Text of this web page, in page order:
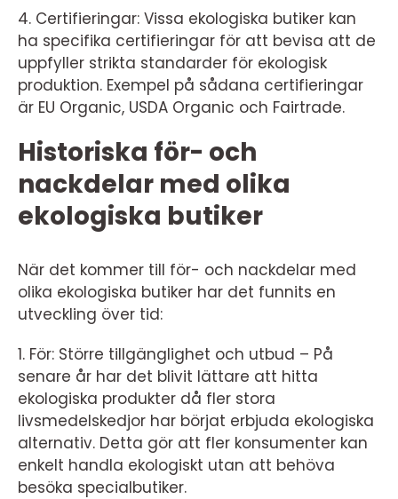
4. Certifieringar: Vissa ekologiska butiker kan
ha specifika certifieringar för att bevisa att de
uppfyller strikta standarder för ekologisk
produktion. Exempel på sådana certifieringar
är EU Organic, USDA Organic och Fairtrade.
Historiska för- och
nackdelar med olika
ekologiska butiker
När det kommer till för- och nackdelar med
olika ekologiska butiker har det funnits en
utveckling över tid:
1. För: Större tillgänglighet och utbud – På
senare år har det blivit lättare att hitta
ekologiska produkter då fler stora
livsmedelskedjor har börjat erbjuda ekologiska
alternativ. Detta gör att fler konsumenter kan
enkelt handla ekologiskt utan att behöva
besöka specialbutiker.